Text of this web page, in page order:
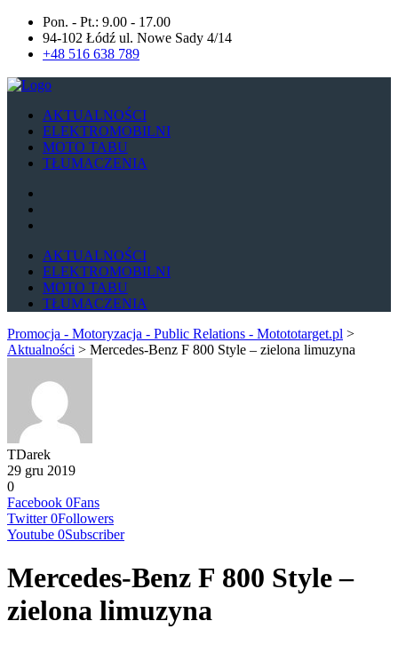
Pon. - Pt.: 9.00 - 17.00
94-102 Łódź ul. Nowe Sady 4/14
+48 516 638 789
AKTUALNOŚCI
ELEKTROMOBILNI
MOTO TABU
TŁUMACZENIA
AKTUALNOŚCI
ELEKTROMOBILNI
MOTO TABU
TŁUMACZENIA
Promocja - Motoryzacja - Public Relations - Motototarget.pl >
Aktualności > Mercedes-Benz F 800 Style – zielona limuzyna
TDarek
29 gru 2019
0
Facebook 0Fans
Twitter 0Followers
Youtube 0Subscriber
Mercedes-Benz F 800 Style –
zielona limuzyna